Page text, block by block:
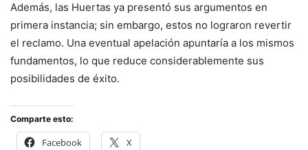
Además, las Huertas ya presentó sus argumentos en
primera instancia; sin embargo, estos no lograron revertir
el reclamo. Una eventual apelación apuntaría a los mismos
fundamentos, lo que reduce considerablemente sus
posibilidades de éxito.
Comparte esto:
Facebook X